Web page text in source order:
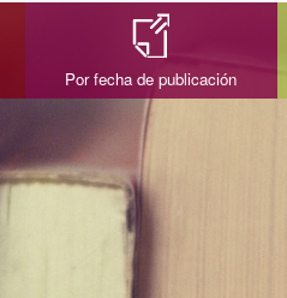
Por fecha de publicación